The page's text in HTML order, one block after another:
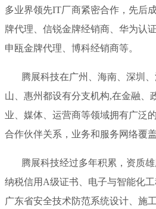
多业界领先IT厂商紧密合作，先后
牌代理、信锐金牌经销商、华为认
申瓯金牌代理、博科经销商等。
腾展科技在广州、海南、深圳、
山、惠州都设有分支机构,在金融、
业、媒体、运营商等领域拥有广泛
合作伙伴关系，业务和服务网络覆
腾展科技经过多年积累，资质雄
纳税信用A级证书、电子与智能化工
广东省安全技术防范系统设计、施